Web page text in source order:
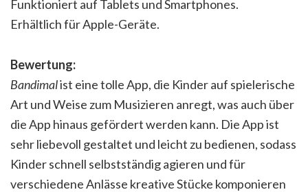
Funktioniert auf Tablets und Smartphones.
Erhältlich für Apple-Geräte.
Bewertung:
Bandimalist eine tolle App, die Kinder auf spielerische
Art und Weise zum Musizieren anregt, was auch über
die App hinaus gefördert werden kann. Die App ist
sehr liebevoll gestaltet und leicht zu bedienen, sodass
Kinder schnell selbstständig agieren und für
verschiedene Anlässe kreative Stücke komponieren